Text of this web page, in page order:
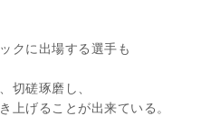
クに出場する選手も
切磋琢磨し、
上げることが出来ている。